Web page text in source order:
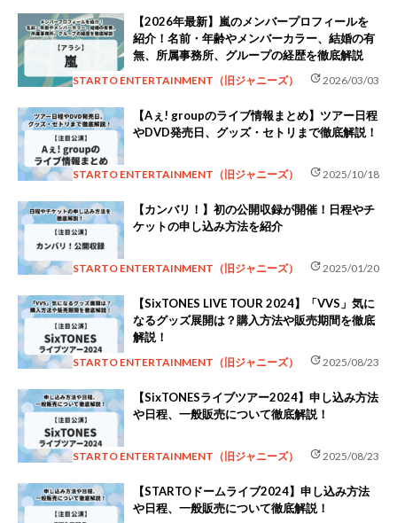
【2026年最新】嵐のメンバープロフィールを
紹介！名前・年齢やメンバーカラー、結婚の有
無、所属事務所、グループの経歴を徹底解説
STARTO ENTERTAINMENT（旧ジャニーズ） update2026/03/03
【Aぇ! groupのライブ情報まとめ】ツアー日程
やDVD発売日、グッズ・セトリまで徹底解説！
STARTO ENTERTAINMENT（旧ジャニーズ） update2025/10/18
【カンバリ！】初の公開収録が開催！日程やチ
ケットの申し込み方法を紹介
STARTO ENTERTAINMENT（旧ジャニーズ） update2025/01/20
【SixTONES LIVE TOUR 2024】「VVS」気に
なるグッズ展開は？購入方法や販売期間を徹底
解説！
STARTO ENTERTAINMENT（旧ジャニーズ） update2025/08/23
【SixTONESライブツアー2024】申し込み方法
や日程、一般販売について徹底解説！
STARTO ENTERTAINMENT（旧ジャニーズ） update2025/08/23
【STARTOドームライブ2024】申し込み方法
や日程、一般販売について徹底解説！